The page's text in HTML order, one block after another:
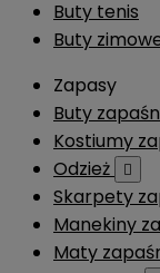
Buty tenis
Buty
Zapasy
Buty
Kostiumy
Odzież 
Skarpety
Manekiny
Maty